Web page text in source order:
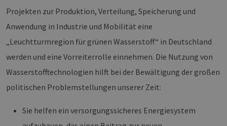
Projekten zur Produktion, Verteilung, Speicherung und
Anwendung in Industrie und Mobilität eine
„Leuchtturmregion für grünen Wasserstoff“ in Deutschland
werden und eine Vorreiterrolle einnehmen. Die Nutzung von
Wasserstofftechnologien hilft bei der Bewältigung der großen
politischen Problemstellungen unserer Zeit:
Sie helfen ein versorgungssicheres Energiesystem